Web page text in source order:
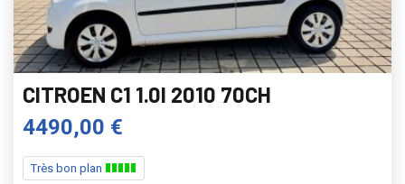
CITROEN C1 1.0I 2010 70CH
4490,00 €
Très bon plan